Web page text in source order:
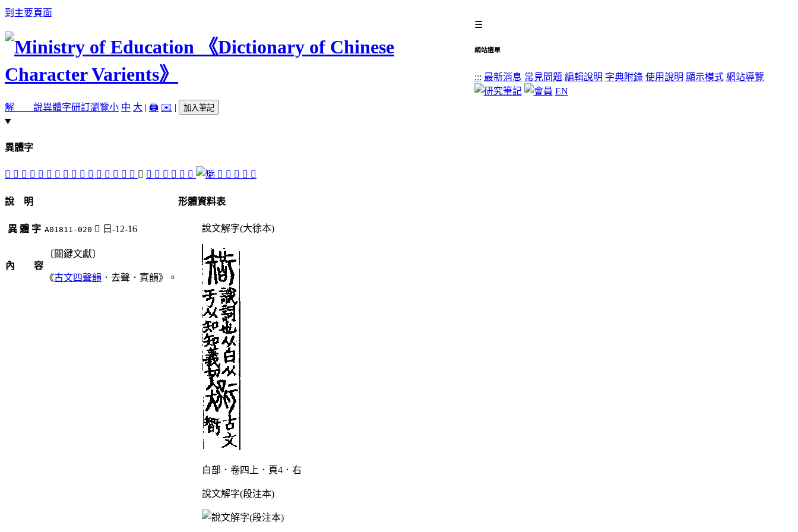
到主要頁面
☰
網站選單
::: 最新消息 常見問題 編輯說明 字典附錄 使用說明 顯示模式 網站導覽
EN
解 說異體字研訂瀏覽小 中 大 | 🖨️ ✉️ | 加入筆記
異體字
󲩆 󲩀 󲩅 󲨱 󲨴 󲨯 󲨻 󲩁 󲨳 󲨰 󲨲 󲨮 󲨿 󲩂 󲨵 𣉻 󲨽 󲨷 󲨹 𤾞 󲩄 󲩃 󲨺 󲨶 𥏼 󲨸 󲨾 󲨼
說 明
異 體 字 A01811-020 󲨽 日-12-16
內 容
〔關鍵文獻〕
《古文四聲韻 ．去聲．寘韻》。
形體資料表
說文解字(大徐本)
白部．卷四上．頁4．右
說文解字(段注本)